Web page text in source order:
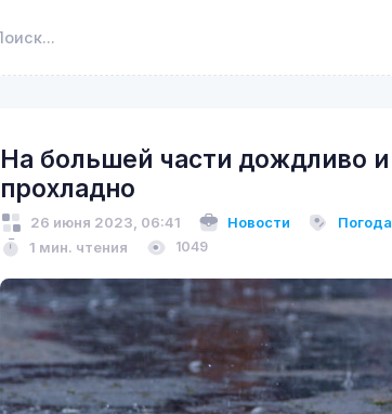
На большей части дождливо и
прохладно
26 июня 2023, 06:41 Новости
Погода
1 мин. чтения
1049